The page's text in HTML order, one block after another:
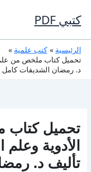
إلى
المحتوى
كتبي PDF
الرئيسية
كتب علمية
د. رمضان الشديفات كامل
تحميل
تأليف د.